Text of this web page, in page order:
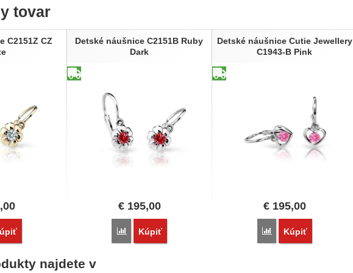
tovar
C2151Z CZ
Detské náušnice C2151B Ruby
Dark
€195,00
Porovnať
Kúpiť
Detské náušnice Cutie Jewellery
C1943-B Pink
€195,00
Porovnať
Kúpiť
najdete v